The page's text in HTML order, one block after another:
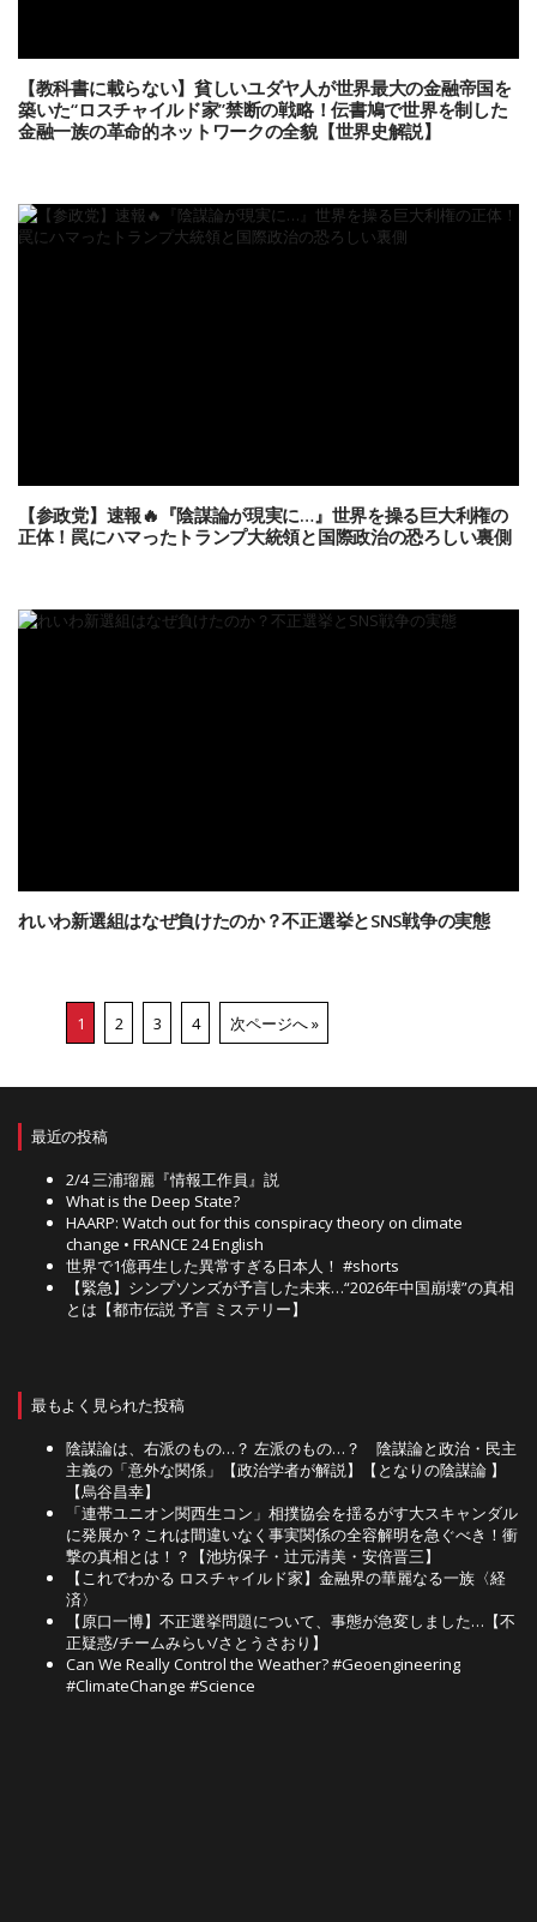
【教科書に載らない】貧しいユダヤ人が世界最大の金融帝国を
築いた“ロスチャイルド家”禁断の戦略！伝書鳩で世界を制した
金融一族の革命的ネットワークの全貌【世界史解説】
【参政党】速報🔥『陰謀論が現実に…』世界を操る巨大利権の
正体！罠にハマったトランプ大統領と国際政治の恐ろしい裏側
れいわ新選組はなぜ負けたのか？不正選挙とSNS戦争の実態
1 2 3 4 次ページへ »
最近の投稿
2/4 三浦瑠麗『情報工作員』説
What is the Deep State?
HAARP: Watch out for this conspiracy theory on climate
change • FRANCE 24 English
世界で1億再生した異常すぎる日本人！ #shorts
【緊急】シンプソンズが予言した未来…“2026年中国崩壊”の真相
とは【都市伝説 予言 ミステリー】
最もよく見られた投稿
陰謀論は、右派のもの…？ 左派のもの…？ 陰謀論と政治・民主
主義の「意外な関係」【政治学者が解説】【となりの陰謀論 】
【烏谷昌幸】
「連帯ユニオン関西生コン」相撲協会を揺るがす大スキャンダル
に発展か？これは間違いなく事実関係の全容解明を急ぐべき！衝
撃の真相とは！？【池坊保子・辻元清美・安倍晋三】
【これでわかる ロスチャイルド家】金融界の華麗なる一族〈経
済〉
【原口一博】不正選挙問題について、事態が急変しました…【不
正疑惑/チームみらい/さとうさおり】
Can We Really Control the Weather? #Geoengineering
#ClimateChange #Science